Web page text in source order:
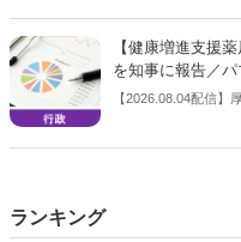
会等に報告し、令和
【健康増進支援
を知事に報告／パ
【2026.08.04配信】
関する省令案を示
ランキング